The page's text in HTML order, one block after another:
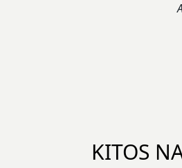
KITOS